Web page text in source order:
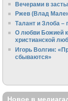
Вечерами в
Ржев (Влад
Талант и Злоба –
О любви Божией к
христианской
Игорь Волгин:
сбываются»
Новое в